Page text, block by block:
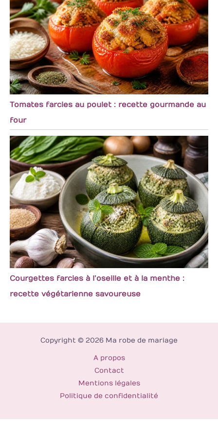
Tomates farcies au poulet : recette gourmande au
four
Courgettes farcies à l’oseille et à la menthe :
recette végétarienne savoureuse
Copyright © 2026 Ma robe de mariage
A propos
Contact
Mentions légales
Politique de confidentialité